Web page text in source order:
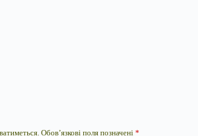
Обов’язкові поля позначені *